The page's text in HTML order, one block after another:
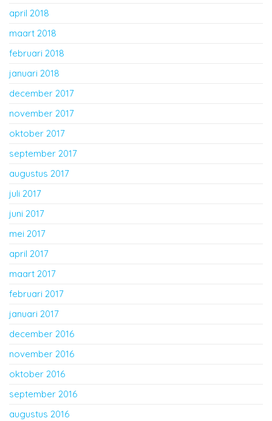
april 2018
maart 2018
februari 2018
januari 2018
december 2017
november 2017
oktober 2017
september 2017
augustus 2017
juli 2017
juni 2017
mei 2017
april 2017
maart 2017
februari 2017
januari 2017
december 2016
november 2016
oktober 2016
september 2016
augustus 2016